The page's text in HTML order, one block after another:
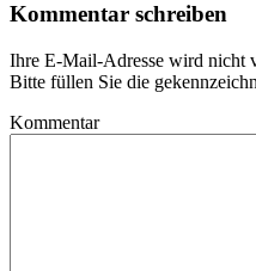
Kommentar schreiben
Ihre E-Mail-Adresse wird nicht
Bitte füllen Sie die
Kommentar